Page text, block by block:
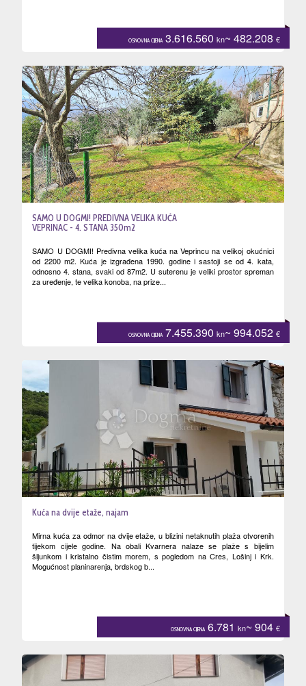
OSNOVNA CIJENA 3.616.560 kn~ 482.208 €
SAMO U DOGMI! PREDIVNA VELIKA KUĆA
VEPRINAC - 4. STANA 350m2
SAMO U DOGMI! Predivna velika kuća na Veprincu na velikoj okućnici
od 2200 m2. Kuća je izgrađena 1990. godine i sastoji se od 4. kata,
odnosno 4. stana, svaki od 87m2. U suterenu je veliki prostor spreman
za uređenje, te velika konoba, na prize...
OSNOVNA CIJENA 7.455.390 kn~ 994.052 €
Kuća na dvije etaže, najam
Mirna kuća za odmor na dvije etaže, u blizini netaknutih plaža otvorenih
tijekom cijele godine. Na obali Kvarnera nalaze se plaže s bijelim
šljunkom i kristalno čistim morem, s pogledom na Cres, Lošinj i Krk.
Mogućnost planinarenja, brdskog b...
OSNOVNA CIJENA 6.781 kn~ 904 €